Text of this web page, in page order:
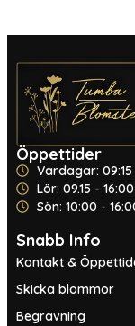
Öppettider
Vardagar: 09:15
Lör: 09.15 - 16:00
Sön: 10:00 -
Snabb Info
Kontakt &
Skicka blommor
Begravning